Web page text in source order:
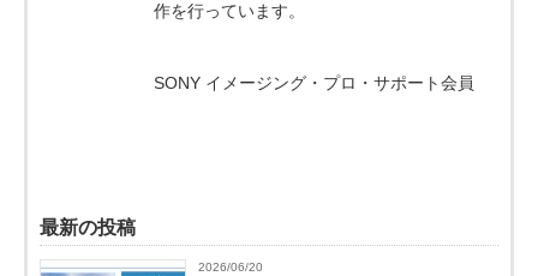
作を行っています。
SONY イメージング・プロ・サポート会員
最新の投稿
2026/06/20